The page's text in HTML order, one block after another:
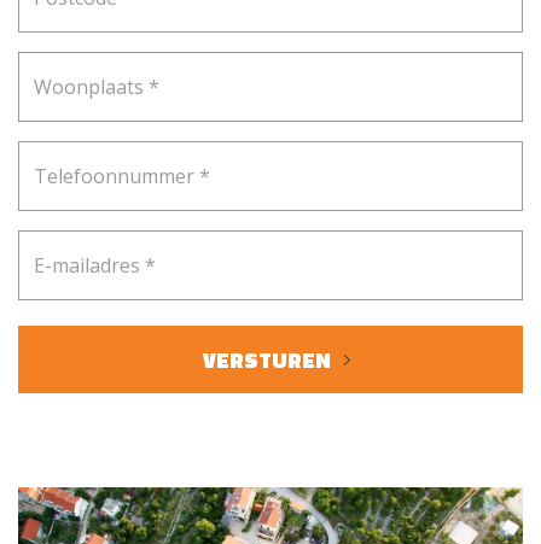
VERSTUREN